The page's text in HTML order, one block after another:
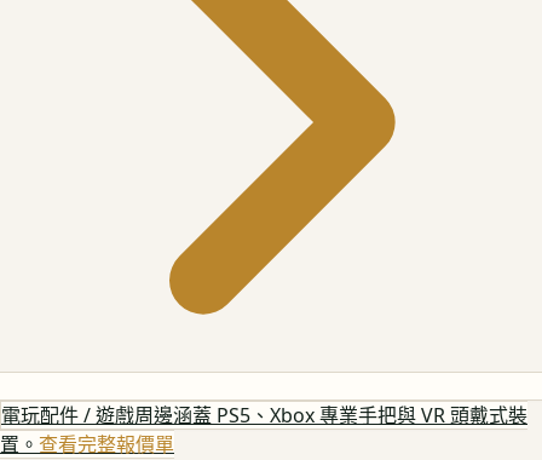
電玩配件 / 遊戲周邊涵蓋 PS5、Xbox 專業手把與 VR 頭戴式裝
置。 查看完整報價單